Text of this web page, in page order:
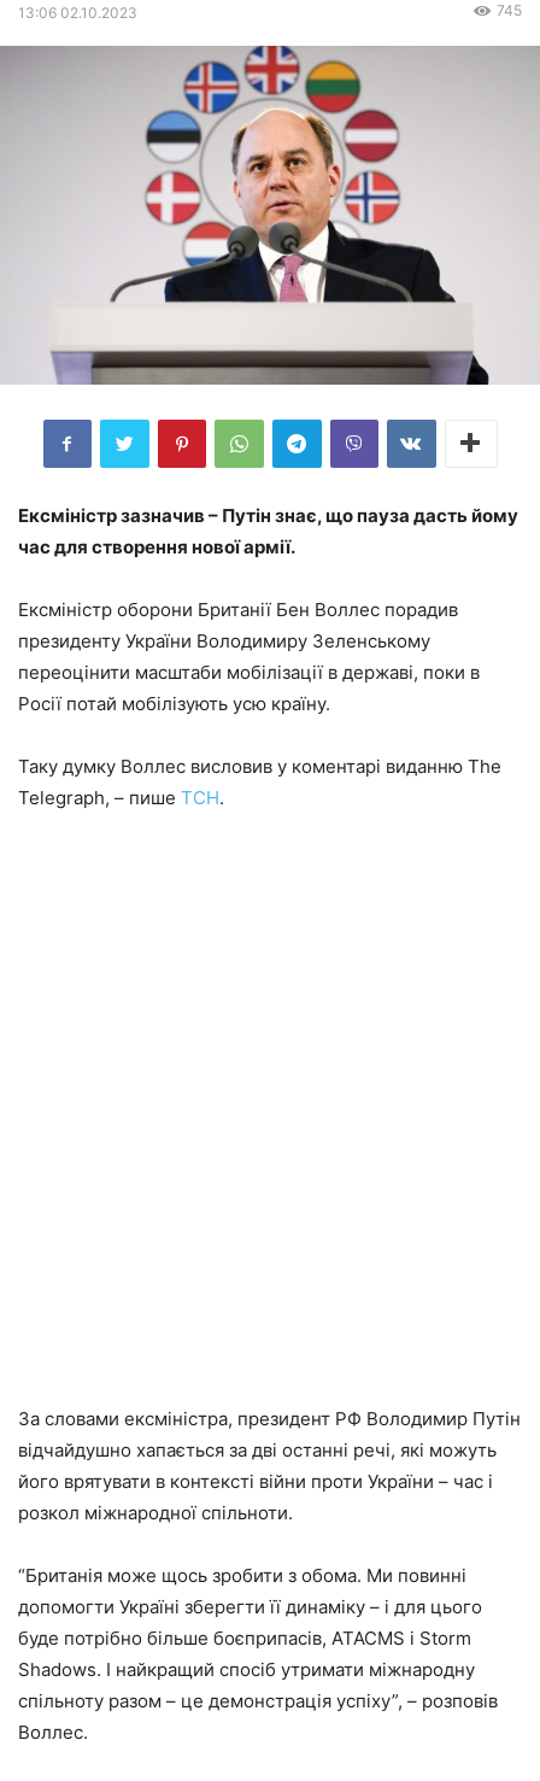
13:06 02.10.2023 745
Ексміністр зазначив – Путін знає, що пауза дасть йому
час для створення нової армії.
Ексміністр оборони Британії Бен Воллес порадив
президенту України Володимиру Зеленському
переоцінити масштаби мобілізації в державі, поки в
Росії потай мобілізують усю країну.
Таку думку Воллес висловив у коментарі виданню The
Telegraph, – пише ТСН.
За словами ексміністра, президент РФ Володимир Путін
відчайдушно хапається за дві останні речі, які можуть
його врятувати в контексті війни проти України – час і
розкол міжнародної спільноти.
“Британія може щось зробити з обома. Ми повинні
допомогти Україні зберегти її динаміку – і для цього
буде потрібно більше боєприпасів, ATACMS і Storm
Shadows. І найкращий спосіб утримати міжнародну
спільноту разом – це демонстрація успіху”, – розповів
Воллес.